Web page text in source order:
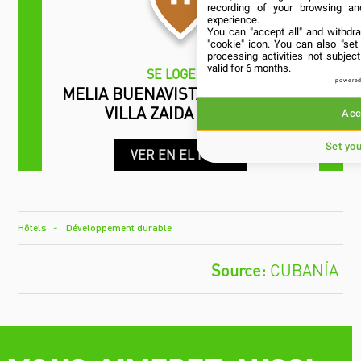
MELIA BUENAVISTA / THE LEVEL
VILLA ZAIDA DEL RIO
SE LOGER
VER EN EL MAPA
Hôtels Développement durable
CUBANÍA
recording of your browsing
experience.
You can "accept all" and
"cookie" icon. You can also
processing activities not
valid for 6 months.
Set